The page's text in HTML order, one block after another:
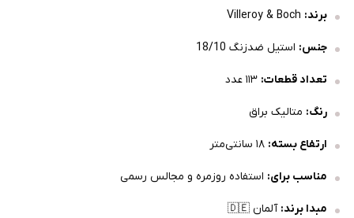
برند:
جنس: استیل ضدزنگ 18/10
تعداد قطعات:
رنگ: متالیک براق
ارتفاع بسته:
مناسب برای: استفاده روزمره و مجالس رسمی
مبدا برند: آلمان 🇩🇪